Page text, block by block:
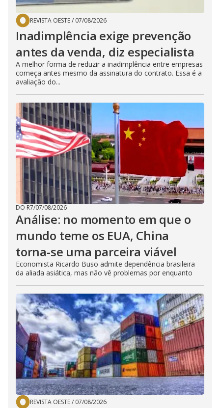
REVISTA OESTE/ 07/08/2026
Inadimplência exige prevenção
antes da venda, diz especialista
A melhor forma de reduzir a inadimplência entre empresas
começa antes mesmo da assinatura do contrato. Essa é a
avaliação do...
DO R7/07/08/2026
Análise: no momento em que o
mundo teme os EUA, China
torna-se uma parceira viável
Economista Ricardo Buso admite dependência brasileira
da aliada asiática, mas não vê problemas por enquanto
REVISTA OESTE/ 07/08/2026